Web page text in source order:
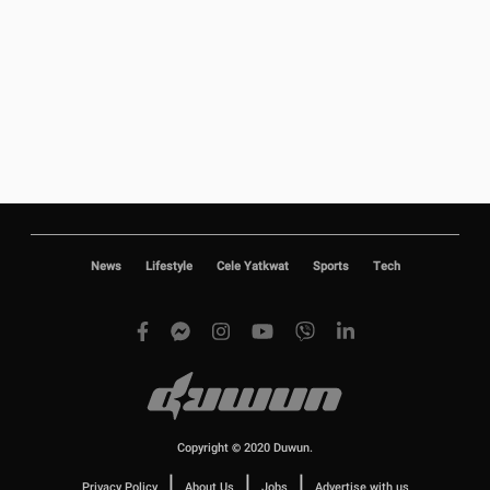
News Lifestyle Cele Yatkwat Sports Tech
Copyright © 2020 Duwun.